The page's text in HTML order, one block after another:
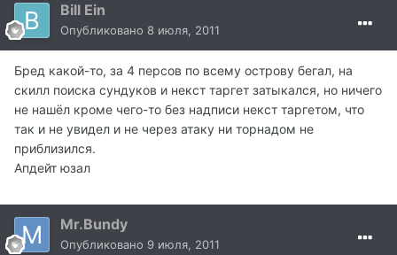
Bill Ein
Опубликовано 8 июля, 2011
Бред какой-то, за 4 персов по всему острову бегал, на
скилл поиска сундуков и некст таргет затыкался, но ничего
не нашёл кроме чего-то без надписи некст таргетом, что
так и не увидел и не через атаку ни торнадом не
приблизился.
Апдейт юзал
Mr.Bundy
Опубликовано 9 июля, 2011